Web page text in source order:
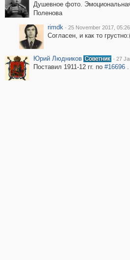
Душевное фото.
Поленова
rimdk · 25 November 2017, 05:26
Согласен, и как то
Юрий Людников · 27
Поставил 1911-12 гг. по #16696.